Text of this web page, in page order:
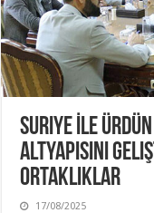
Suriye İle
Altyapısını
Ortaklıklar
17/08/2025